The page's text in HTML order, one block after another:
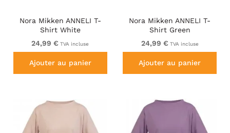
Nora Mikken ANNELI T-
Shirt White
24,99 € TVA incluse
Ajouter au panier
Nora Mikken ANNELI T-
Shirt Green
24,99 € TVA incluse
Ajouter au panier